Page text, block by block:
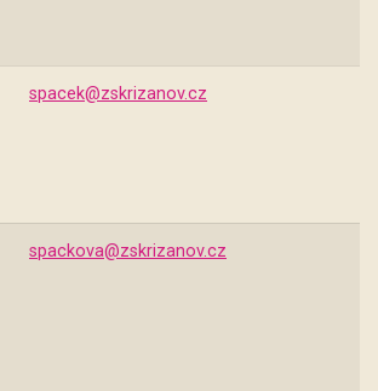
spacek@zskrizanov.cz
spackova@zskrizanov.cz